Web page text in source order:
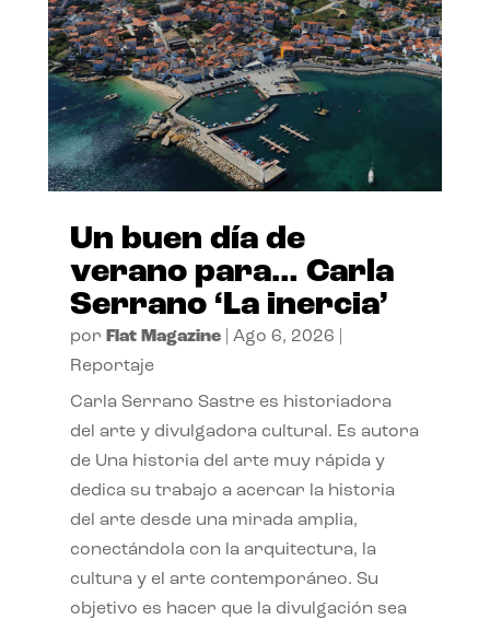
Un buen día de
verano para… Carla
Serrano ‘La inercia’
por Flat Magazine| Ago 6, 2026
Reportaje
Carla Serrano Sastre es historiadora
del arte y divulgadora cultural. Es autora
de Una historia del arte muy rápida y
dedica su trabajo a acercar la historia
del arte desde una mirada amplia,
conectándola con la arquitectura, la
cultura y el arte contemporáneo. Su
objetivo es hacer que la divulgación sea